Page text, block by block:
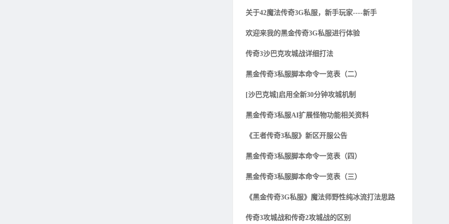
关于42魔法传奇3G私服，新手玩家----新手
欢迎来我的黑金传奇3G私服进行体验
传奇3沙巴克攻城战详细打法
黑金传奇3私服脚本命令一览表（二）
[沙巴克城]启用全新30分钟攻城机制
黑金传奇3私服AI扩展怪物功能相关资料
《王者传奇3私服》新区开服公告
黑金传奇3私服脚本命令一览表（四）
黑金传奇3私服脚本命令一览表（三）
《黑金传奇3G私服》魔法师野性纯冰流打法思路
传奇3攻城战和传奇2攻城战的区别